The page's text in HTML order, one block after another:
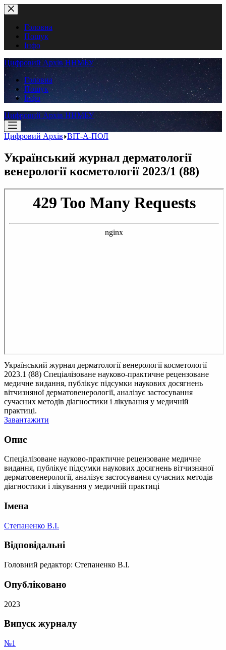
Перейти
до
вмістуГоловна
Пошук
Інфо
Цифровий Архів ННМБУ
Головна
Пошук
Інфо
Цифровий Архів ННМБУ
Цифровий Архів ВІТ-А-ПОЛ
Український журнал дерматології
венерології косметології 2023/1 (88)
Український журнал дерматології венерології косметології
2023.1 (88) Спеціалізоване науково-практичне рецензоване
медичне видання, публікує підсумки наукових досягнень
вітчизняної дерматовенерології, аналізує застосування
сучасних методів діагностики і лікування у медичній
практиці.
Завантажити
Опис
Спеціалізоване науково-практичне рецензоване медичне
видання, публікує підсумки наукових досягнень вітчизняної
дерматовенерології, аналізує застосування сучасних методів
діагностики і лікування у медичній практиці
Імена
Степаненко В.І.
Відповідальні
Головний редактор: Степаненко В.І.
Опубліковано
2023
Випуск журналу
№1